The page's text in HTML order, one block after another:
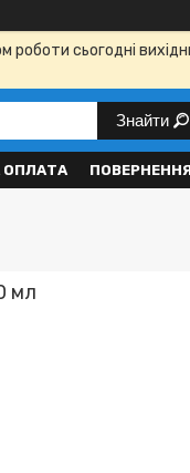
роботи сьогодні
Знайти
ОПЛАТА
мл